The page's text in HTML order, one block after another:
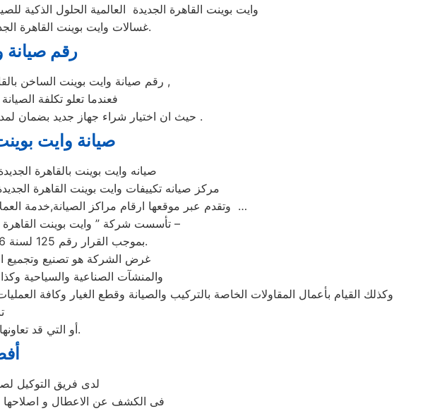
وايت بوينت القاهرة الجديدة العالمية الحلول الذكية
غسالات وايت بوينت القاهرة الجديدة من مركز الخدمة المعتمد رقم تليفون 01010916814.
رقم صيانة
رقم صيانة وايت بوينت الساخن بالقاهرة الجديدة عامل التكلفة من اهم عوامل نجاح عملية الاصلاح ,
فعندما تعلو تكلفة
حيث ان اختيار شراء جهاز جديد بضمان لمدة خمس سنوات علي الاقل و بيع الجهاز القديم يكون هو الاختيار الأمثل .
صيانة وايت
صيانه وايت بوينت بالقاهرة
| مركز صيانه تكييفات وايت بوينت القاهرة
وتقدم عبر موقعها ارقام مراكز الصيانة,خدمة العملاء رقم صيانه وايت بوينت القاهرة الجديدة ؛ تليفون وايت بوينت القاهرة الجديدة …
تأسست شركة ” وايت بوينت القاهرة الجديدة ” شركة مساهمة مصرية – وفقا لأحكام قوانين الاستثمار –
بموجب القرار رقم 125 لسنة 1976 الصادر من وزارة الاقتصاد والدولة للتعاون الاقتصادي.
غرض الشركة هو تصنيع وتجميع
والمنشآت الصناعية والسياحية
وكذلك القيام بأعمال المقاولات الخاصة بالتركيب والصيانة وقطع الغيار وكافة
أو التي قد تعاونها على تحقيق غرضها في مصر أو في الخارج.
لدى فريق التوكيل
فى الكشف عن الاعطال و اصلاحها